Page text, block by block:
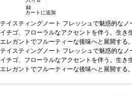
録
カートに追加
テイスティングノート フレッシュで魅惑的なノ
イチゴ、フローラルなアクセントを伴う。生き
エレガントでフルーティーな後味へと展開する。
葡萄品種ピノ・ノワール、サンソー、シャルド
テイスティングノート フレッシュで魅惑的なノ
イチゴ、フローラルなアクセントを伴う。生き
エレガントでフルーティーな後味へと展開する。